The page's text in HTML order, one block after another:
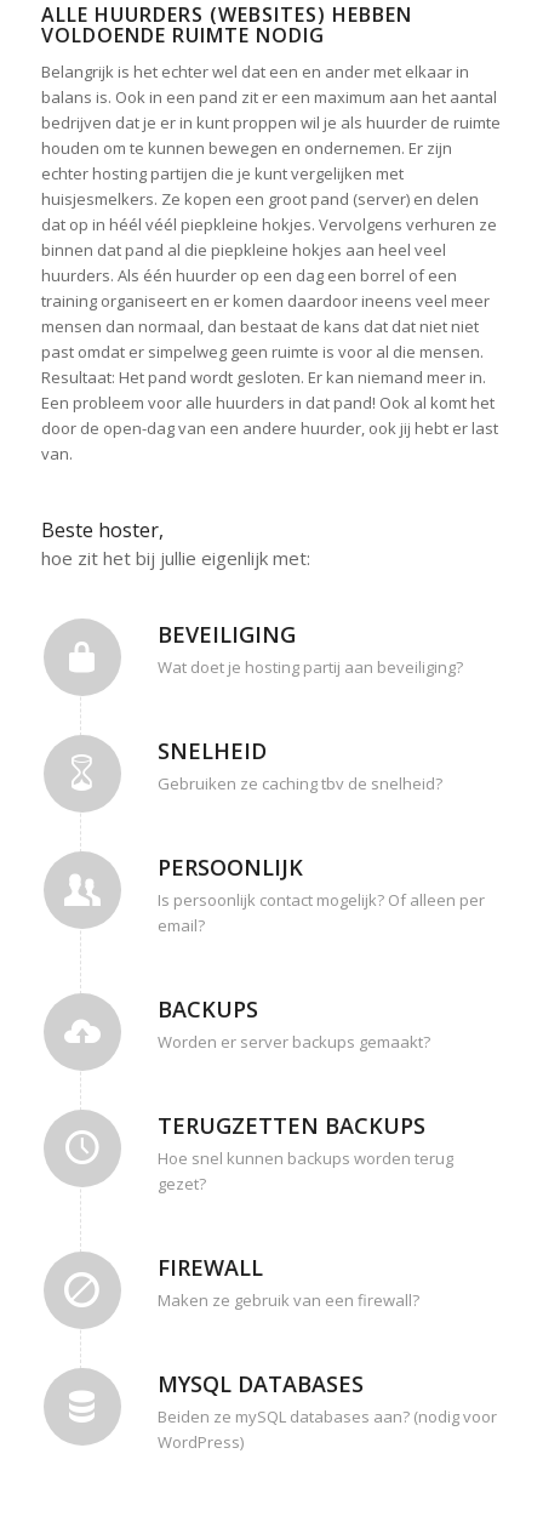
ALLE HUURDERS (WEBSITES) HEBBEN
VOLDOENDE RUIMTE NODIG
Belangrijk is het echter wel dat een en ander met elkaar in
balans is. Ook in een pand zit er een maximum aan het aantal
bedrijven dat je er in kunt proppen wil je als huurder de ruimte
houden om te kunnen bewegen en ondernemen. Er zijn
echter hosting partijen die je kunt vergelijken met
huisjesmelkers. Ze kopen een groot pand (server) en delen
dat op in héél véél piepkleine hokjes. Vervolgens verhuren ze
binnen dat pand al die piepkleine hokjes aan heel veel
huurders. Als één huurder op een dag een borrel of een
training organiseert en er komen daardoor ineens veel meer
mensen dan normaal, dan bestaat de kans dat dat niet niet
past omdat er simpelweg geen ruimte is voor al die mensen.
Resultaat: Het pand wordt gesloten. Er kan niemand meer in.
Een probleem voor alle huurders in dat pand! Ook al komt het
door de open-dag van een andere huurder, ook jij hebt er last
van.
Beste hoster,
hoe zit het bij jullie eigenlijk met:
BEVEILIGING
Wat doet je hosting partij aan beveiliging?
SNELHEID
Gebruiken ze caching tbv de snelheid?
PERSOONLIJK
Is persoonlijk contact mogelijk? Of alleen per
email?
BACKUPS
Worden er server backups gemaakt?
TERUGZETTEN BACKUPS
Hoe snel kunnen backups worden terug
gezet?
FIREWALL
Maken ze gebruik van een firewall?
MYSQL DATABASES
Beiden ze mySQL databases aan? (nodig voor
WordPress)